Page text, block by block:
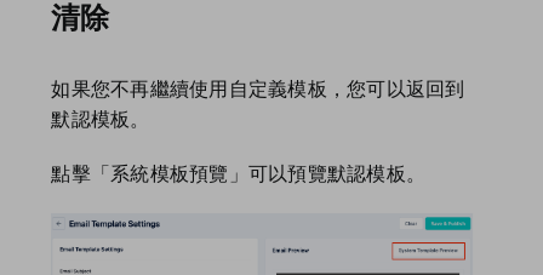
清除
如果您不再繼續使用自定義模板，您可以返回到
默認模板。
點擊「系統模板預覽」可以預覽默認模板。